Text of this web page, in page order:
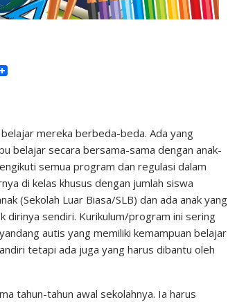
mereka berbeda-beda. Ada yang
belajar secara bersama-sama dengan anak-
semua program dan regulasi dalam
di kelas khusus dengan jumlah siswa
(Sekolah Luar Biasa/SLB) dan ada anak yang
dirinya sendiri. Kurikulum/program ini sering
autis yang memiliki kemampuan belajar
tetapi ada juga yang harus dibantu oleh
tahun-tahun awal sekolahnya. Ia harus